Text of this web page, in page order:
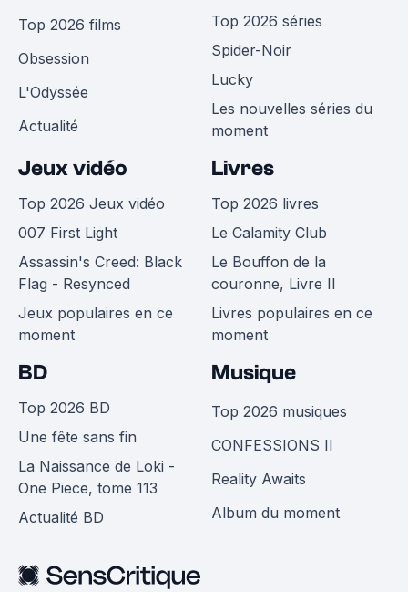
Top 2026 films
Obsession
L'Odyssée
Actualité
Top 2026 séries
Spider-Noir
Lucky
Les nouvelles séries du
moment
Jeux vidéo
Top 2026 Jeux vidéo
007 First Light
Assassin's Creed: Black
Flag - Resynced
Jeux populaires en ce
moment
Livres
Top 2026 livres
Le Calamity Club
Le Bouffon de la
couronne, Livre II
Livres populaires en ce
moment
BD
Top 2026 BD
Une fête sans fin
La Naissance de Loki -
One Piece, tome 113
Actualité BD
Musique
Top 2026 musiques
CONFESSIONS II
Reality Awaits
Album du moment